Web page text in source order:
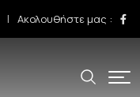
Ακολουθήστε μας :